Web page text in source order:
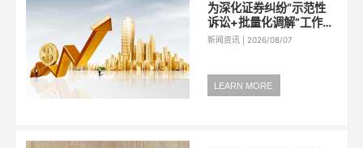
为深化证券纠纷“示范性
诉讼+批量化调解”工作机
制，近日，上海金融法院
理投资者诉某上市公司证
券虚假陈述案件。本次庭
新闻资讯 | 2026/08/07
LEARN MORE